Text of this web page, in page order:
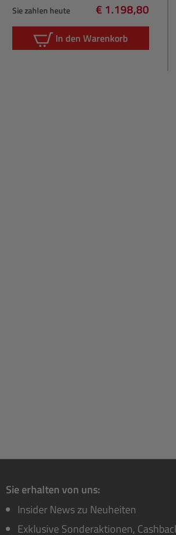
Sie zahlen heute
Regulärer Preis:
€ 1.198,80
In den Warenkorb
Sie erhalten von uns:
Insider News zu Neuheiten
Exklusive Sonderaktionen,